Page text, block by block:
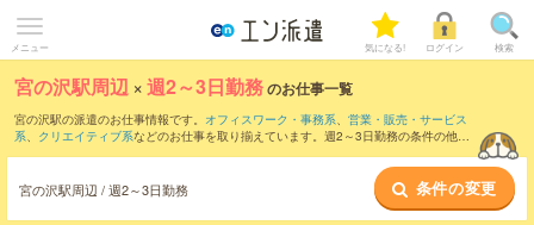
メニュー 気になる! ログイン 検索
宮の沢駅周辺 ×週2～3日勤務のお仕事一覧
宮の沢駅の派遣のお仕事情報です。 オフィスワーク・事務系、 営業・販売・サービス
系、 クリエイティブ系などのお仕事を取り揃えています。週2～3日勤務の条件の他
宮の沢駅周辺 / 週2～3日勤務 条件の変更